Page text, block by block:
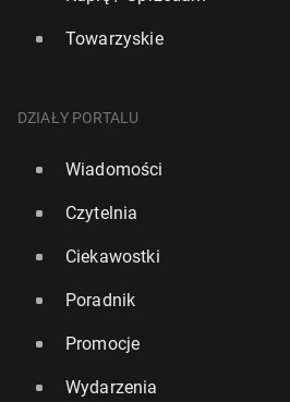
Towarzyskie
DZIAŁY PORTALU
Wiadomości
Czytelnia
Ciekawostki
Poradnik
Promocje
Wydarzenia